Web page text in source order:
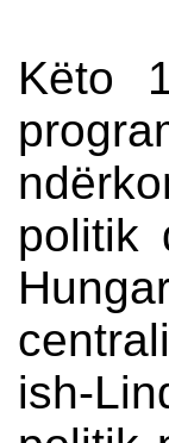
Këto
politik
ish-